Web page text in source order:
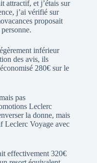
attractif, et j’étais sur
j’ai vérifié sur
proposait
inférieur
des avis, ils
280€ sur le
pas
Leclerc
la donne, mais
Leclerc Voyage avec
effectivement 320€